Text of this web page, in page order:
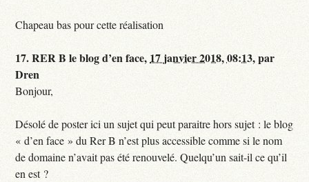
Chapeau bas pour cette réalisation
17.RER B le blog d’en face, 17 janvier 2018, 08:13,par
Dren
Bonjour,
Désolé de poster ici un sujet qui peut paraitre hors sujet : le blog
« d’en face » du Rer B n’est plus accessible comme si le nom
de domaine n’avait pas été renouvelé. Quelqu’un sait-il ce qu’il
en est ?